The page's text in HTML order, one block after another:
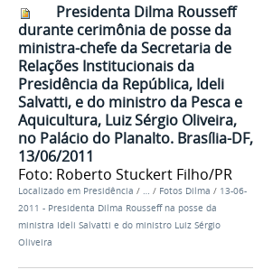
Presidenta Dilma Rousseff
durante cerimônia de posse da
ministra-chefe da Secretaria de
Relações Institucionais da
Presidência da República, Ideli
Salvatti, e do ministro da Pesca e
Aquicultura, Luiz Sérgio Oliveira,
no Palácio do Planalto. Brasília-DF,
13/06/2011
Foto: Roberto Stuckert Filho/PR
Localizado em Presidência / … / Fotos Dilma / 13-06-
2011 - Presidenta Dilma Rousseff na posse da
ministra Ideli Salvatti e do ministro Luiz Sérgio
Oliveira